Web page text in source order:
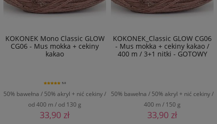
KOKONEK Mono Classic GLOW
CG06 - Mus mokka + cekiny
kakao
50% bawełna / 50% akryl + nić cekiny /
od 400 m / od 130 g
5.0
33,90 zł
KOKONEK_Classic GLOW CG06
- Mus mokka + cekiny kakao /
400 m / 3+1 nitki - GOTOWY
50% bawełna / 50% akryl + nić cekiny /
400 m / 150 g
33,90 zł